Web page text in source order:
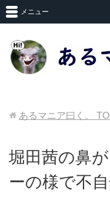
メニュー
あるマニア曰く。
堀田茜の鼻
ーの様で不